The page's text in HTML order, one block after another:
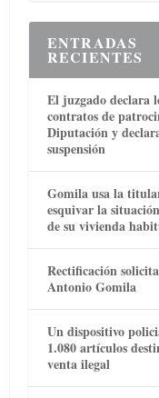
ENTRADAS
RECIENTES
El juzgado declara
contratos de
Diputación y
suspensión
Gomila usa la
esquivar la
de su vivienda
Rectificación
Antonio Gomila
Un dispositivo
1.080 artículos
venta ilegal